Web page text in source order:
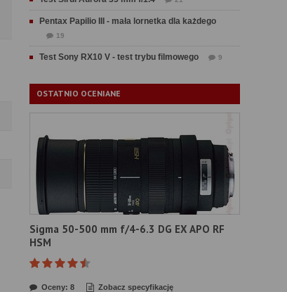
Pentax Papilio III - mała lornetka dla każdego
19
Test Sony RX10 V - test trybu filmowego 9
OSTATNIO OCENIANE
Sigma 50-500 mm f/4-6.3 DG EX APO RF
HSM
Oceny: 8 Zobacz specyfikację